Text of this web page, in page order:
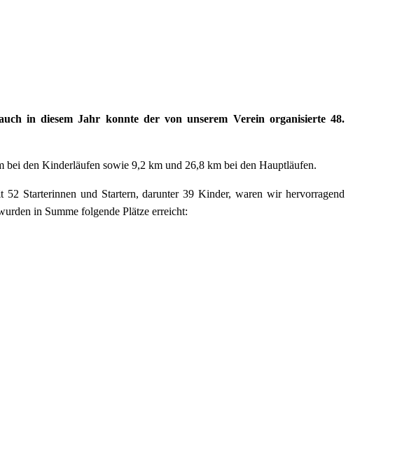
in diesem Jahr konnte der von unserem Verein organisierte 48.
den Kinderläufen sowie 9,2 km und 26,8 km bei den Hauptläufen.
Starterinnen und Startern, darunter 39 Kinder, waren wir hervorragend
in Summe folgende Plätze erreicht: